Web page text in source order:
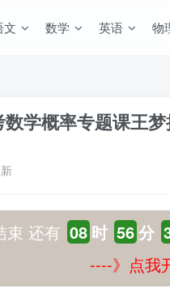
文 数学 英语 物
学概率专题课王
束 还有 08 时 56分
----》点我